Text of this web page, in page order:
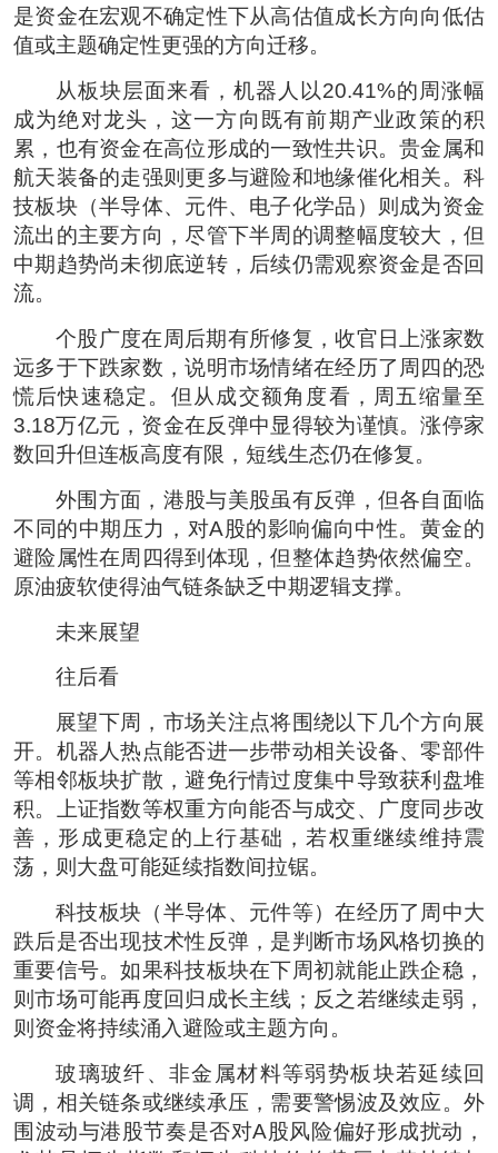
是资金在宏观不确定性下从高估值成长方向向低估
值或主题确定性更强的方向迁移。
从板块层面来看，机器人以20.41%的周涨幅
成为绝对龙头，这一方向既有前期产业政策的积
累，也有资金在高位形成的一致性共识。贵金属和
航天装备的走强则更多与避险和地缘催化相关。科
技板块（半导体、元件、电子化学品）则成为资金
流出的主要方向，尽管下半周的调整幅度较大，但
中期趋势尚未彻底逆转，后续仍需观察资金是否回
流。
个股广度在周后期有所修复，收官日上涨家数
远多于下跌家数，说明市场情绪在经历了周四的恐
慌后快速稳定。但从成交额角度看，周五缩量至
3.18万亿元，资金在反弹中显得较为谨慎。涨停家
数回升但连板高度有限，短线生态仍在修复。
外围方面，港股与美股虽有反弹，但各自面临
不同的中期压力，对A股的影响偏向中性。黄金的
避险属性在周四得到体现，但整体趋势依然偏空。
原油疲软使得油气链条缺乏中期逻辑支撑。
未来展望
往后看
展望下周，市场关注点将围绕以下几个方向展
开。机器人热点能否进一步带动相关设备、零部件
等相邻板块扩散，避免行情过度集中导致获利盘堆
积。上证指数等权重方向能否与成交、广度同步改
善，形成更稳定的上行基础，若权重继续维持震
荡，则大盘可能延续指数间拉锯。
科技板块（半导体、元件等）在经历了周中大
跌后是否出现技术性反弹，是判断市场风格切换的
重要信号。如果科技板块在下周初就能止跌企稳，
则市场可能再度回归成长主线；反之若继续走弱，
则资金将持续涌入避险或主题方向。
玻璃玻纤、非金属材料等弱势板块若延续回
调，相关链条或继续承压，需要警惕波及效应。外
围波动与港股节奏是否对A股风险偏好形成扰动，